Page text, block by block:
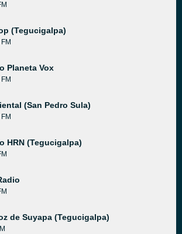
(Tegucigalpa)
Planeta Vox
(San Pedro Sula)
HRN (Tegucigalpa)
de Suyapa (Tegucigalpa)